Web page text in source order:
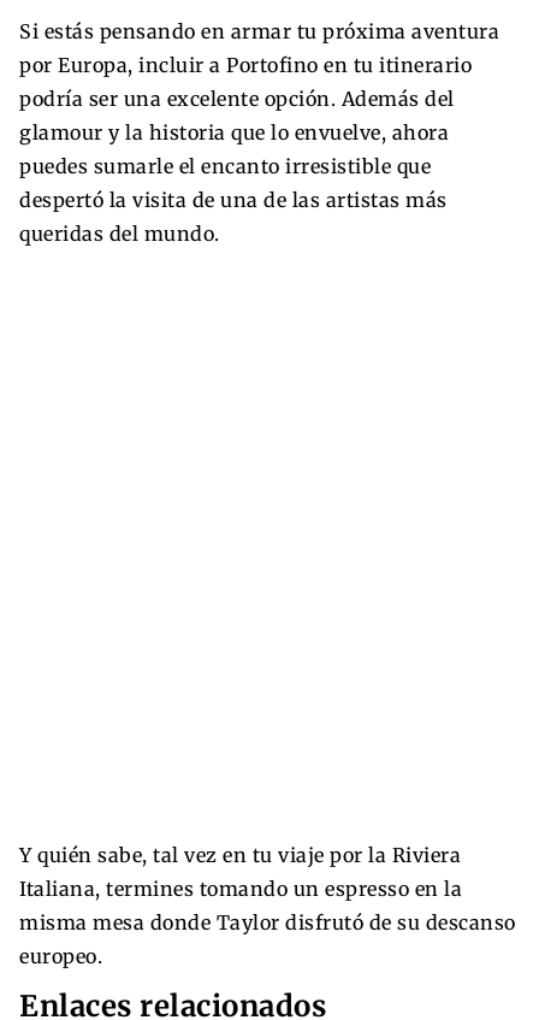
Si estás pensando en armar tu próxima aventura
por Europa, incluir a Portofino en tu itinerario
podría ser una excelente opción. Además del
glamour y la historia que lo envuelve, ahora
puedes sumarle el encanto irresistible que
despertó la visita de una de las artistas más
queridas del mundo.
Y quién sabe, tal vez en tu viaje por la Riviera
Italiana, termines tomando un espresso en la
misma mesa donde Taylor disfrutó de su descanso
europeo.
Enlaces relacionados